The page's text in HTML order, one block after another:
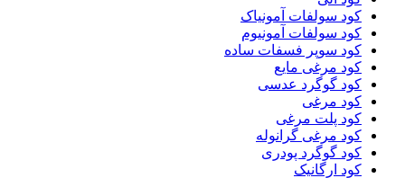
کود سولفات آمونیاک
کود سولفات آمونیوم
کود سوپر فسفات ساده
کود مرغی مایع
کود گوگرد عدسی
کود مرغی
کود پلت مرغی
کود مرغی گرانوله
کود گوگرد پودری
کود ارگانیک